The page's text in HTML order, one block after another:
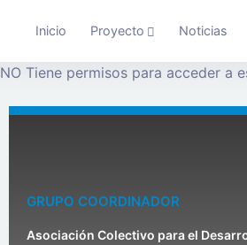
Inicio Proyecto Noticias
NO Tiene permisos para acceder a
GRUPO COORDINADOR
Asociación Colectivo para el